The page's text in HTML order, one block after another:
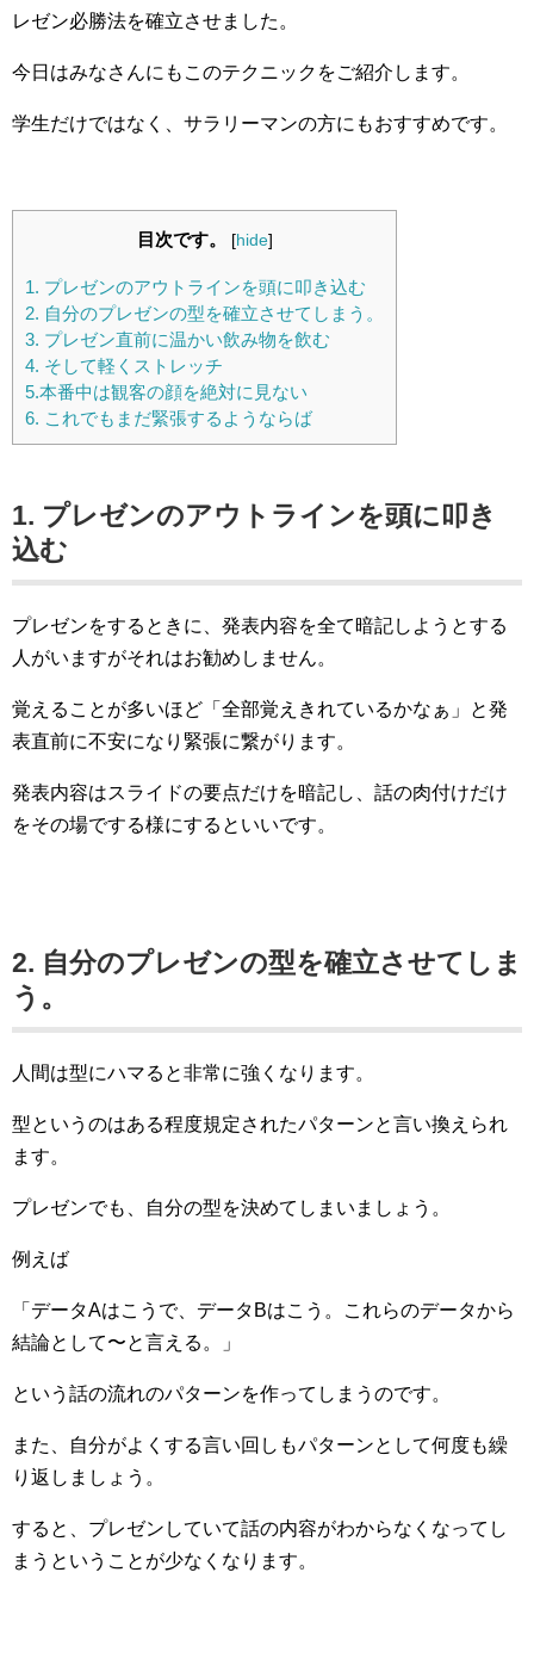
レゼン必勝法を確立させました。
今日はみなさんにもこのテクニックをご紹介します。
学生だけではなく、サラリーマンの方にもおすすめです。
目次です。 [hide]
1. プレゼンのアウトラインを頭に叩き込む
2. 自分のプレゼンの型を確立させてしまう。
3. プレゼン直前に温かい飲み物を飲む
4. そして軽くストレッチ
5.本番中は観客の顔を絶対に見ない
6. これでもまだ緊張するようならば
1. プレゼンのアウトラインを頭に叩き
込む
プレゼンをするときに、発表内容を全て暗記しようとする
人がいますがそれはお勧めしません。
覚えることが多いほど「全部覚えきれているかなぁ」と発
表直前に不安になり緊張に繋がります。
発表内容はスライドの要点だけを暗記し、話の肉付けだけ
をその場でする様にするといいです。
2. 自分のプレゼンの型を確立させてしま
う。
人間は型にハマると非常に強くなります。
型というのはある程度規定されたパターンと言い換えられ
ます。
プレゼンでも、自分の型を決めてしまいましょう。
例えば
「データAはこうで、データBはこう。これらのデータから
結論として〜と言える。」
という話の流れのパターンを作ってしまうのです。
また、自分がよくする言い回しもパターンとして何度も繰
り返しましょう。
すると、プレゼンしていて話の内容がわからなくなってし
まうということが少なくなります。